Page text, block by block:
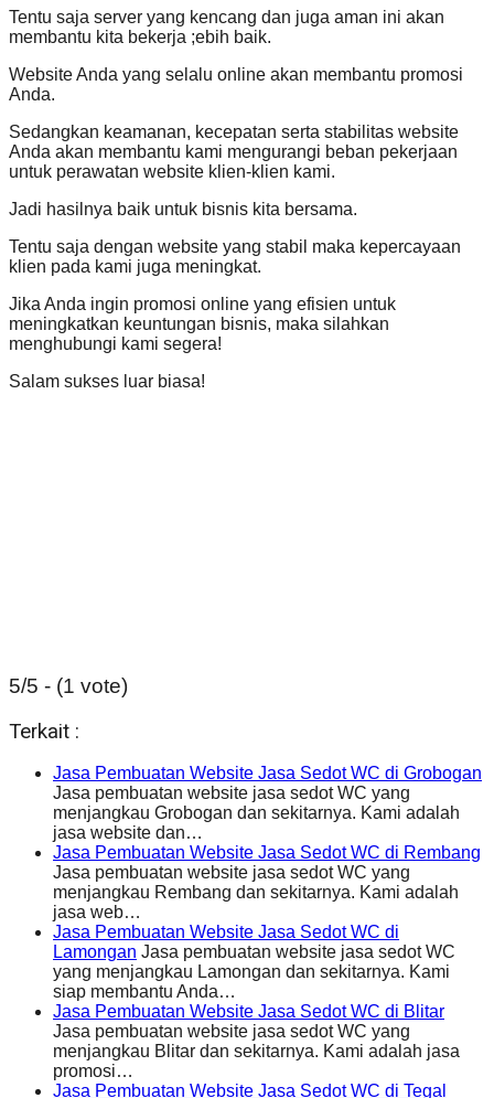
Tentu saja server yang kencang dan juga aman ini akan
membantu kita bekerja ;ebih baik.
Website Anda yang selalu online akan membantu promosi
Anda.
Sedangkan keamanan, kecepatan serta stabilitas website
Anda akan membantu kami mengurangi beban pekerjaan
untuk perawatan website klien-klien kami.
Jadi hasilnya baik untuk bisnis kita bersama.
Tentu saja dengan website yang stabil maka kepercayaan
klien pada kami juga meningkat.
Jika Anda ingin promosi online yang efisien untuk
meningkatkan keuntungan bisnis, maka silahkan
menghubungi kami segera!
Salam sukses luar biasa!
5/5 - (1 vote)
Terkait :
Jasa Pembuatan Website Jasa Sedot WC di Grobogan
Jasa pembuatan website jasa sedot WC yang
menjangkau Grobogan dan sekitarnya. Kami adalah
jasa website dan…
Jasa Pembuatan Website Jasa Sedot WC di Rembang
Jasa pembuatan website jasa sedot WC yang
menjangkau Rembang dan sekitarnya. Kami adalah
jasa web…
Jasa Pembuatan Website Jasa Sedot WC di
Lamongan Jasa pembuatan website jasa sedot WC
yang menjangkau Lamongan dan sekitarnya. Kami
siap membantu Anda…
Jasa Pembuatan Website Jasa Sedot WC di Blitar
Jasa pembuatan website jasa sedot WC yang
menjangkau Blitar dan sekitarnya. Kami adalah jasa
promosi…
Jasa Pembuatan Website Jasa Sedot WC di Tegal